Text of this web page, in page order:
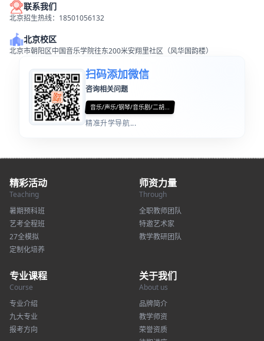
联系我们
北京招生热线：18501056132
北京校区
北京市朝阳区中国音乐学院往东200米安翔里社区（风华国韵楼）
扫码添加微信
咨询相关问题
音乐/声乐/钢琴/音乐剧/二胡...
精准升学导航...
精彩活动
Teaching
暑期预科班
艺考全程班
27全模拟
定制化培养
师资力量
Through
全职教师团队
特邀艺术家
教学教研团队
专业课程
Course
专业介绍
九大专业
报考方向
关于我们
About us
品牌简介
教学师资
荣誉资质